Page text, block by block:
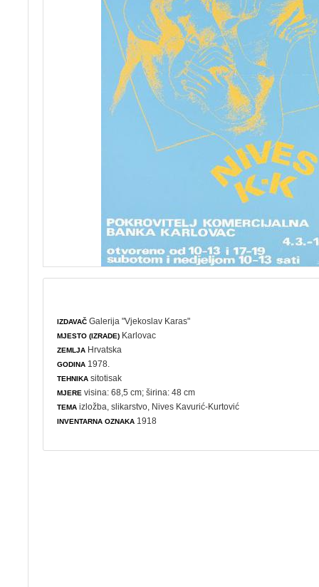
IZDAVAČ Galerija "Vjekoslav Karas"
MJESTO (IZRADE) Karlovac
ZEMLJA Hrvatska
GODINA 1978.
TEHNIKA sitotisak
MJERE visina: 68,5 cm; širina: 48 cm
TEMA izložba ,slikarstvo , Nives Kavurić-Kurtović
INVENTARNA OZNAKA 1918